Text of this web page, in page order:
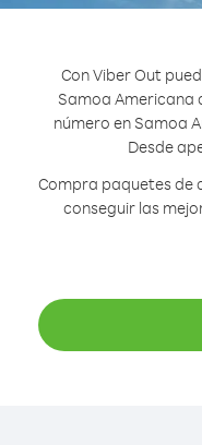
Con Viber Out
Samoa Americana
número en Samoa
Desde
Compra paquetes de
conseguir las